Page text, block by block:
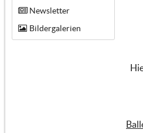
Newsletter
Bildergalerien